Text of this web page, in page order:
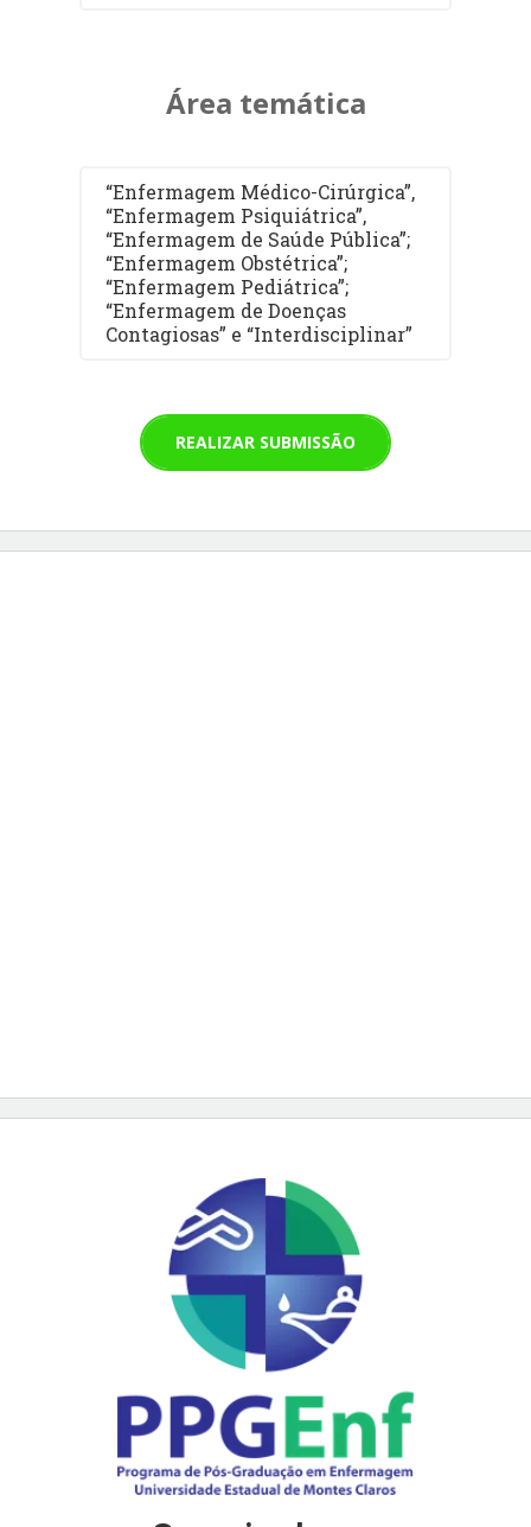
Área temática
“Enfermagem Médico-Cirúrgica”,
“Enfermagem Psiquiátrica”,
“Enfermagem de Saúde Pública”;
“Enfermagem Obstétrica”;
“Enfermagem Pediátrica”;
“Enfermagem de Doenças
Contagiosas” e “Interdisciplinar”
REALIZAR SUBMISSÃO